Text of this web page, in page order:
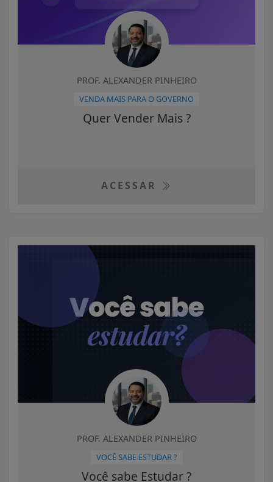
PROF. ALEXANDER PINHEIRO
VENDA MAIS PARA O GOVERNO
Quer Vender Mais ?
ACESSAR
PROF. ALEXANDER PINHEIRO
VOCÊ SABE ESTUDAR ?
Você sabe Estudar ?